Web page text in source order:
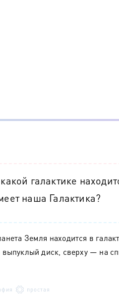
галактике
наша Галактика?
Земля находится в
выпуклый диск, сверху — на
простая